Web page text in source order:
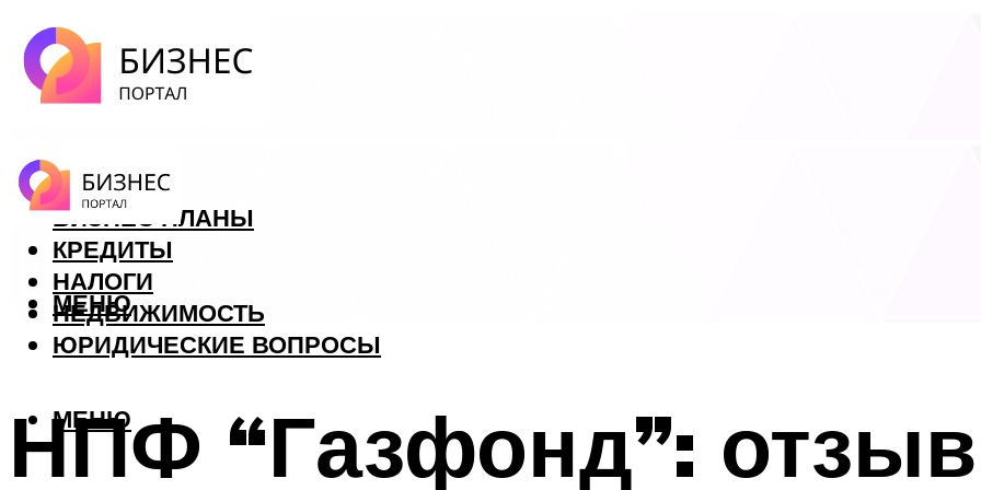
ФОРЕКС
БИЗНЕС ПЛАНЫ
КРЕДИТЫ
НАЛОГИ
НЕДВИЖИМОСТЬ
ЮРИДИЧЕСКИЕ ВОПРОСЫ
МЕНЮ
МЕНЮ
НПФ “Газфонд”: